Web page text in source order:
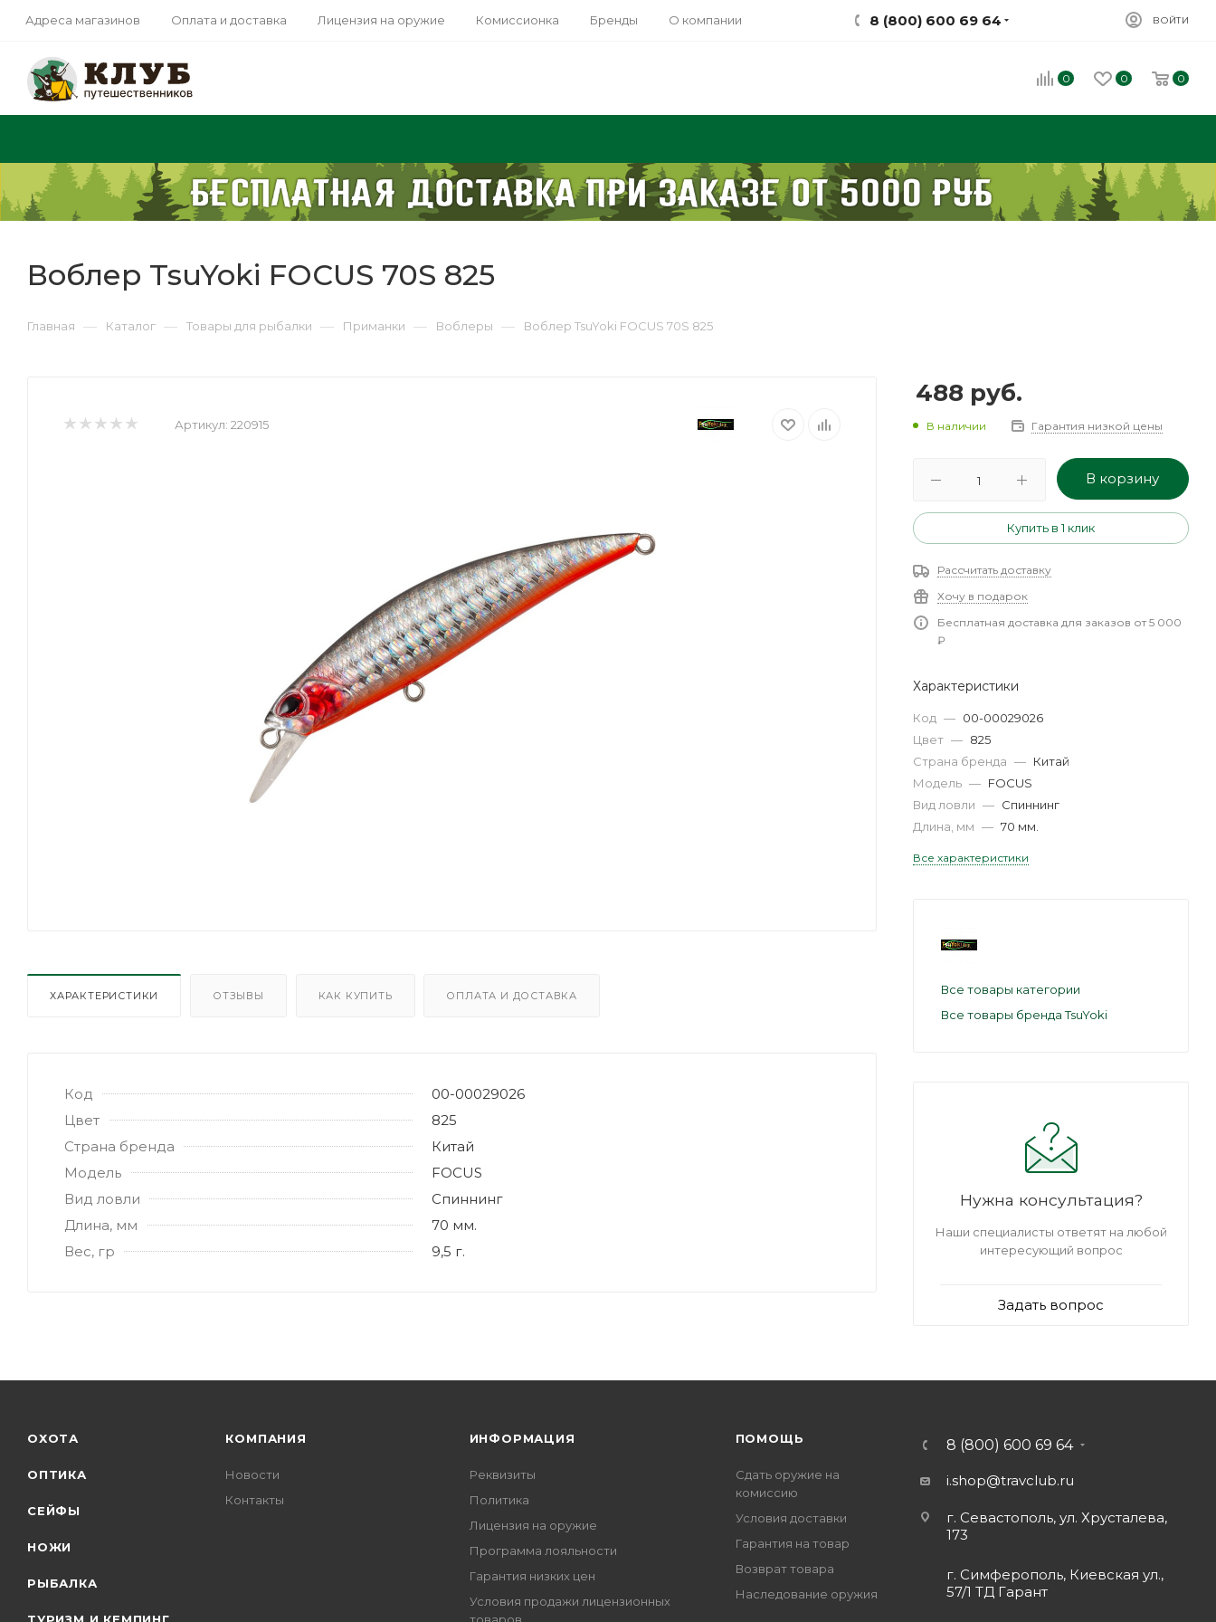
Адреса магазинов Оплата и доставка Лицензия на оружие Комиссионка Бренды О компании 8 (800) 600 69 64 ВОЙТИ
0 0 0
Воблер TsuYoki FOCUS 70S 825
Главная — Каталог — Товары для рыбалки — Приманки — Воблеры — Воблер TsuYoki FOCUS 70S 825
Артикул: 220915
ХАРАКТЕРИСТИКИ ОТЗЫВЫ КАК КУПИТЬ ОПЛАТА И ДОСТАВКА
Код
00-00029026
Цвет
825
Страна бренда
Китай
Модель
FOCUS
Вид ловли
Спиннинг
Длина, мм
70 мм.
Вес, гр
9,5 г.
488 руб.
В наличии Гарантия низкой цены
В корзину
Купить в 1 клик
Рассчитать доставку
Хочу в подарок
Бесплатная доставка для заказов от 5 000
₽
Характеристики
Код — 00-00029026
Цвет — 825
Страна бренда — Китай
Модель — FOCUS
Вид ловли — Спиннинг
Длина, мм — 70 мм.
Все характеристики
Все товары категории
Все товары бренда TsuYoki
Нужна консультация?
Наши специалисты ответят на любой
интересующий вопрос
Задать вопрос
ОХОТА
ОПТИКА
СЕЙФЫ
НОЖИ
РЫБАЛКА
КОМПАНИЯ
Новости
Контакты
ИНФОРМАЦИЯ
Реквизиты
Политика
Лицензия на оружие
Программа лояльности
Гарантия низких цен
Условия продажи лицензионных
ПОМОЩЬ
Сдать оружие на
комиссию
Условия доставки
Гарантия на товар
Возврат товара
Наследование оружия
8 (800) 600 69 64
i.shop@travclub.ru
г. Севастополь, ул. Хрусталева,
173
г. Симферополь, Киевская ул.,
57/1 ТД Гарант